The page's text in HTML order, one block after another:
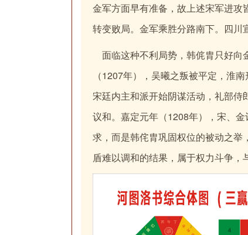
金军方面早有准备，故上述宋军进
转变败局。金军乘胜分路南下。四川
面临这种不利局势，韩侂胄只好向
（1207年），吴曦之叛被平定，淮
宋廷内主和派开始阴谋活动，礼部
议和。嘉定元年（1208年），宋、
求，而是韩侘胄巩固权位的被动之
盾难以调和的结果，属于权力斗争，